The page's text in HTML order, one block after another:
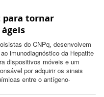
para tornar
do CNPq, desenvolvem
imunodiagnóstico da Hepatite
dispositivos móveis e um
por adquirir os sinais
entre o antígeno-